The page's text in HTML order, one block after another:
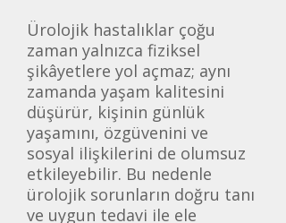
Ürolojik hastalıklar çoğu
zaman yalnızca fiziksel
şikâyetlere yol açmaz; aynı
zamanda yaşam kalitesini
düşürür, kişinin günlük
yaşamını, özgüvenini ve
sosyal ilişkilerini de olumsuz
etkileyebilir. Bu nedenle
ürolojik sorunların doğru tanı
ve uygun tedavi ile ele